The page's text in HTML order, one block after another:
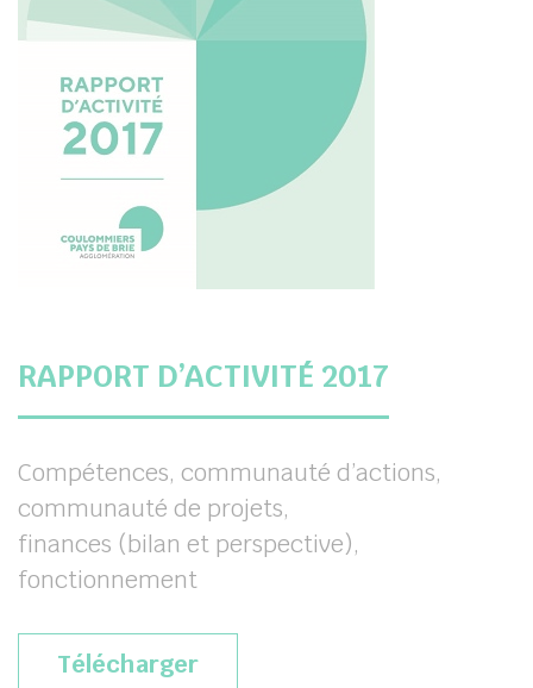
RAPPORT D’ACTIVITÉ 2017
Compétences, communauté d’actions,
communauté de projets,
finances (bilan et perspective),
fonctionnement
Télécharger